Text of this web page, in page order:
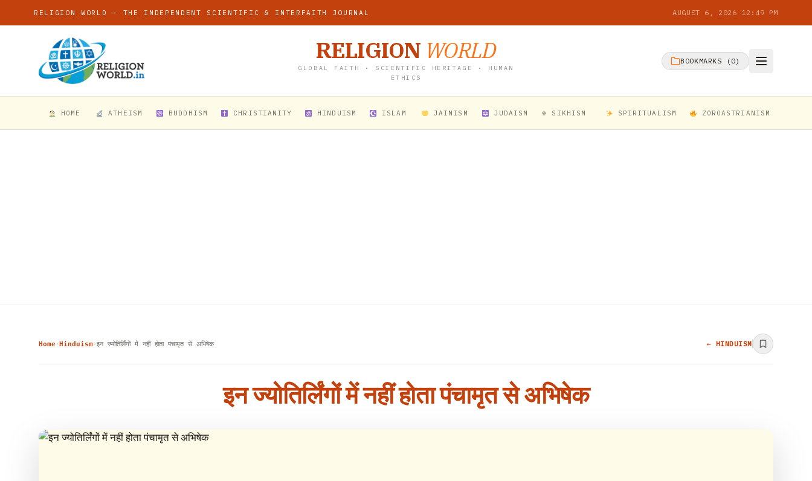
RELIGION WORLD — THE INDEPENDENT SCIENTIFIC & INTERFAITH JOURNAL AUGUST 6, 2026 12:49 PM
RELIGION WORLD
GLOBAL FAITH • SCIENTIFIC HERITAGE • HUMAN
ETHICS
BOOKMARKS ( 0)
HOME ATHEISM BUDDHISM CHRISTIANITY HINDUISM ISLAM JAINISM JUDAISM ☬ SIKHISM SPIRITUALISM ZOROASTRIANISM
Home›Hinduism›इन ज्योतिर्लिंगों में नहीं होता पंचामृत से अभिषेक ← HINDUISM
इन ज्योतिर्लिंगों में नहीं होता पंचामृत से अभिषेक